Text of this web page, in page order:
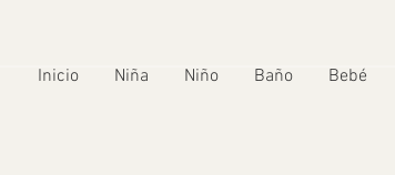
Inicio Niña Niño Baño Bebé